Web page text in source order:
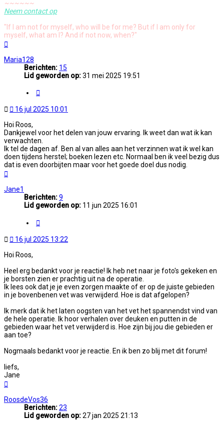
~~~~~~
Neem contact op
"If I am not for myself, who will be for me? But if I am only for
myself, what am I? And if not now, when?"
Maria128
Berichten: 15
Lid geworden op:31 mei 2025 19:51
Ongelezen
bericht
16 jul 2025 10:01
Hoi Roos,
Dankjewel voor het delen van jouw ervaring. Ik weet dan wat ik kan
verwachten.
Ik tel de dagen af. Ben al van alles aan het verzinnen wat ik wel kan
doen tijdens herstel; boeken lezen etc. Normaal ben ik veel bezig dus
dat is even doorbijten maar voor het goede doel dus nodig.
Jane1
Berichten:9
Lid geworden op: 11 jun 2025 16:01
Ongelezen
bericht
16 jul 2025 13:22
Hoi Roos,
Heel erg bedankt voor je reactie! Ik heb net naar je foto's gekeken en
je borsten zien er prachtig uit na de operatie.
Ik lees ook dat je je even zorgen maakte of er op de juiste gebieden
in je bovenbenen vet was verwijderd. Hoe is dat afgelopen?
Ik merk dat ik het laten oogsten van het vet het spannendst vind van
de hele operatie. Ik hoor verhalen over deuken en putten in de
gebieden waar het vet verwijderd is. Hoe zijn bij jou die gebieden er
aan toe?
Nogmaals bedankt voor je reactie. En ik ben zo blij met dit forum!
liefs,
Jane
RoosdeVos36
Berichten:23
Lid geworden op:27 jan 2025 21:13